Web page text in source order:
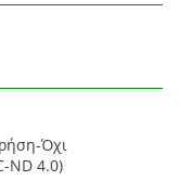
Όχι
ND 4.0)